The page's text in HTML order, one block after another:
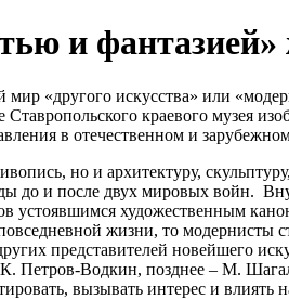
и фантазией»
«другого искусства» или
краевого музея
в отечественном и
но и архитектуру,
и после двух мировых войн.
устоявшимся художественным
жизни, то модернисты
представителей новейшего
Петров-Водкин, позднее – М.
вызывать интерес и влиять